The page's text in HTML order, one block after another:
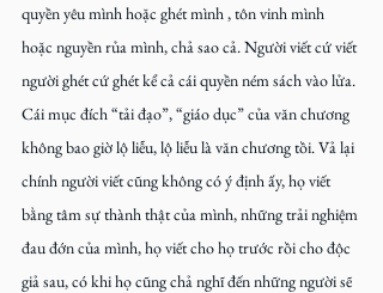
quyền yêu mình hoặc ghét mình , tôn vinh mình
hoặc nguyền rủa mình, chả sao cả. Người viết cứ viết
người ghét cứ ghét kể cả cái quyền ném sách vào lửa.
Cái mục đích “tải đạo”, “giáo dục” của văn chương
không bao giờ lộ liễu, lộ liễu là văn chương tồi. Vả lại
chính người viết cũng không có ý định ấy, họ viết
bằng tâm sự thành thật của mình, những trải nghiệm
đau đớn của mình, họ viết cho họ trước rồi cho độc
giả sau, có khi họ cũng chả nghĩ đến những người sẽ